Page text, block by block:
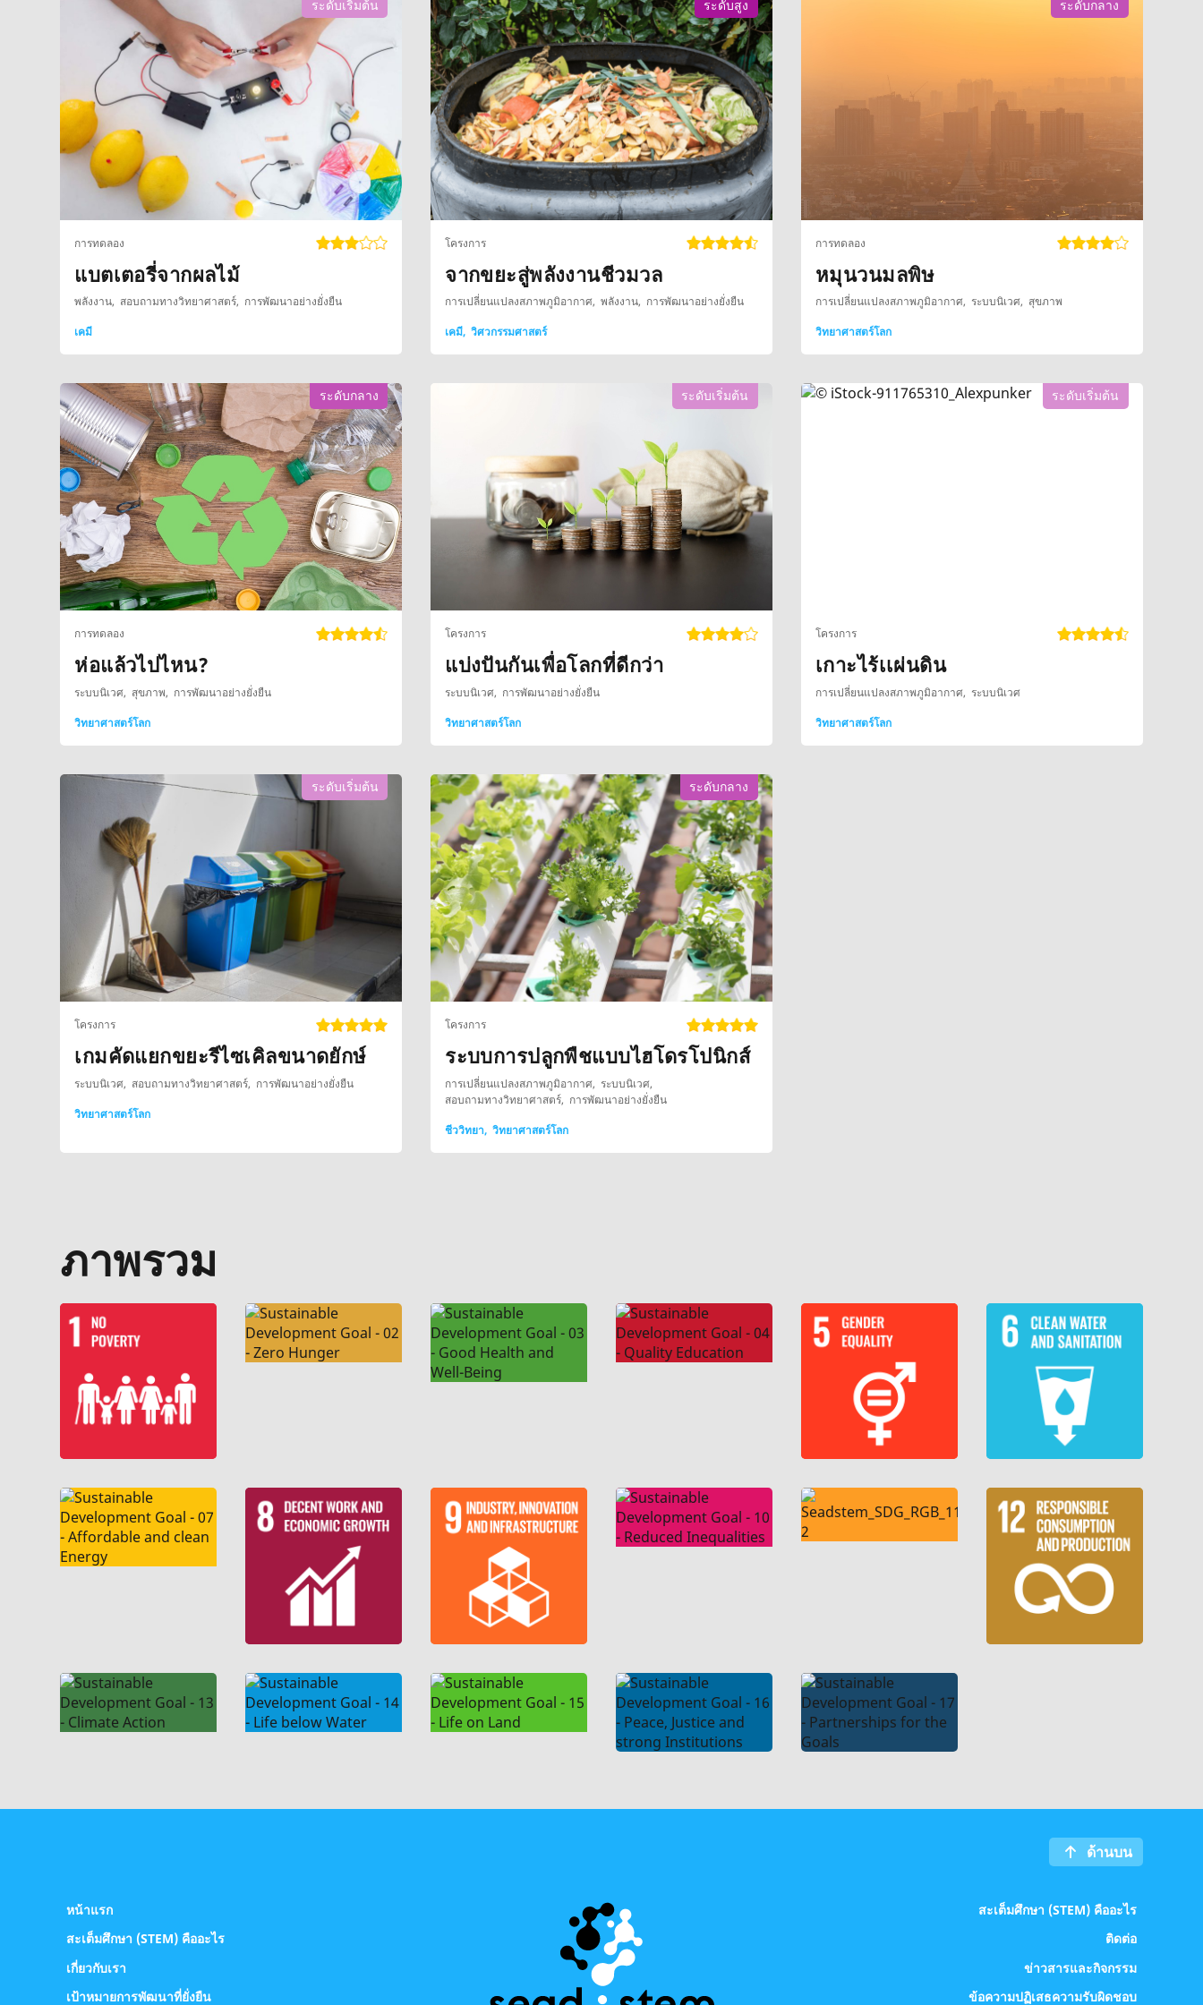
ระดับเริ่มต้น
การทดลอง
แบตเตอรี่จากผลไม้
พลังงาน สอบถามทางวิทยาศาสตร์ การพัฒนาอย่างยั่งยืน
เคมี
ระดับสูง
โครงการ
จากขยะสู่พลังงานชีวมวล
การเปลี่ยนแปลงสภาพภูมิอากาศ พลังงาน การพัฒนาอย่างยั่งยืน
เคมี วิศวกรรมศาสตร์
ระดับกลาง
การทดลอง
หมุนวนมลพิษ
การเปลี่ยนแปลงสภาพภูมิอากาศ ระบบนิเวศ สุขภาพ
วิทยาศาสตร์โลก
ระดับกลาง
การทดลอง
ห่อแล้วไปไหน?
ระบบนิเวศ สุขภาพ การพัฒนาอย่างยั่งยืน
วิทยาศาสตร์โลก
ระดับเริ่มต้น
โครงการ
แบ่งปันกันเพื่อโลกที่ดีกว่า
ระบบนิเวศ การพัฒนาอย่างยั่งยืน
วิทยาศาสตร์โลก
ระดับเริ่มต้น
โครงการ
เกาะไร้เเผ่นดิน
การเปลี่ยนแปลงสภาพภูมิอากาศ ระบบนิเวศ
วิทยาศาสตร์โลก
ระดับเริ่มต้น
โครงการ
เกมคัดแยกขยะรีไซเคิลขนาดยักษ์
ระบบนิเวศ สอบถามทางวิทยาศาสตร์ การพัฒนาอย่างยั่งยืน
วิทยาศาสตร์โลก
ระดับกลาง
โครงการ
ระบบการปลูกพืชแบบไฮโดรโปนิกส์
การเปลี่ยนแปลงสภาพภูมิอากาศ ระบบนิเวศ
สอบถามทางวิทยาศาสตร์ การพัฒนาอย่างยั่งยืน
ชีววิทยา วิทยาศาสตร์โลก
ภาพรวม
ด้านบน
หน้าแรก
สะเต็มศึกษา (STEM) คืออะไร
เกี่ยวกับเรา
เป้าหมายการพัฒนาที่ยั่งยืน
สะเต็มศึกษา (STEM) คืออะไร
ติดต่อ
ข่าวสารและกิจกรรม
ข้อความปฏิเสธความรับผิดชอบ